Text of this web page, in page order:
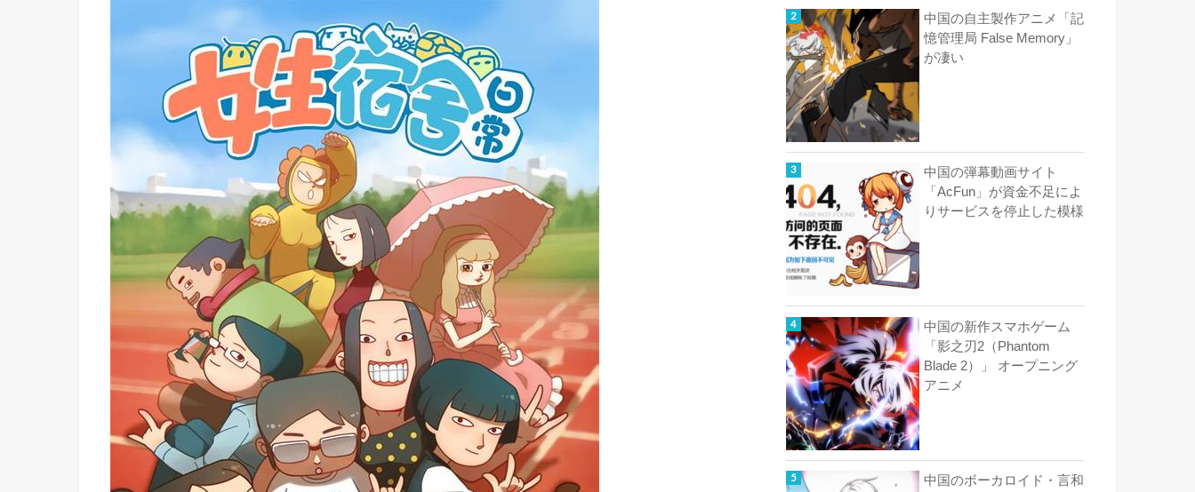
中国の自主製作アニメ「記
憶管理局 False Memory」
が凄い
中国の弾幕動画サイト
「AcFun」が資金不足によ
りサービスを停止した模様
中国の新作スマホゲーム
「影之刃2（Phantom
Blade 2）」 オープニング
アニメ
中国のボーカロイド・言和